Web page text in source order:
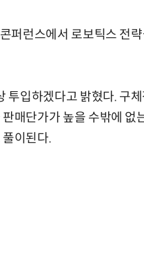
퍼런스에서 로보틱스 전
입하겠다고 밝혔다. 구
매단가가 높을 수밖에 없
이된다.